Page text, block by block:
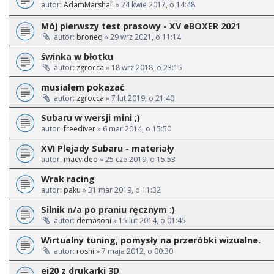
autor: AdamMarshall » 24 kwie 2017, o 14:48
Mój pierwszy test prasowy - XV eBOXER 2021
autor: broneq » 29 wrz 2021, o 11:14
świnka w błotku
autor: zgrocca » 18 wrz 2018, o 23:15
musiałem pokazać
autor: zgrocca » 7 lut 2019, o 21:40
Subaru w wersji mini ;)
autor:freediver» 6 mar 2014, o 15:50
XVI Plejady Subaru - materiały
autor: macvideo » 25 cze 2019, o 15:53
Wrak racing
autor: paku » 31 mar 2019, o 11:32
Silnik n/a po praniu ręcznym :)
autor: demasoni » 15 lut 2014, o 01:45
Wirtualny tuning, pomysły na przeróbki wizualne.
autor: roshi » 7 maja 2012, o 00:30
ej20 z drukarki 3D